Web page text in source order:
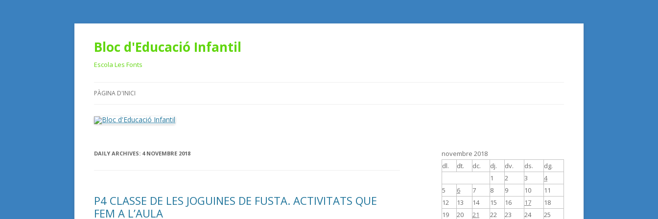
Bloc d'Educació Infantil
Escola Les Fonts
PÀGINA D'INICI
DAILY ARCHIVES: 4 NOVEMBRE 2018
P4 CLASSE DE LES JOGUINES DE FUSTA. ACTIVITATS QUE
FEM A L’AULA
novembre 2018
dl.
dt. dc. dj. dv. ds. dg.
1 2 3
4
5
6 7 8 9 10
11
12
13 14 15 16 17
18
19
20 21 22 23 24
25